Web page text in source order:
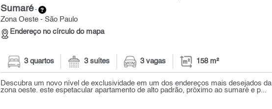
Sumaré-
Zona Oeste - São Paulo
Endereço no círculo do mapa
3 quartos 3 suítes 3 vagas 158 m²
Descubra um novo nível de exclusividade em um dos endereços mais desejados da
zona oeste. este espetacular apartamento de alto padrão, próximo ao sumaré e p...